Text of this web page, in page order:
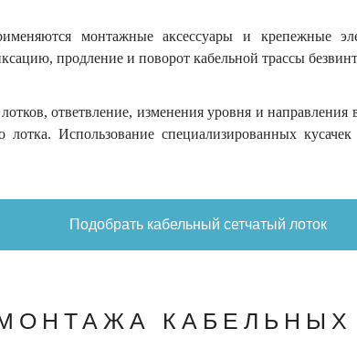
монтажные аксессуары и крепежные
продление и поворот кабельной трассы
ответвление, изменения уровня и
Использование специализированных
Подобрать кабельный сетчатый лоток
КАБЕЛЬНЫХ